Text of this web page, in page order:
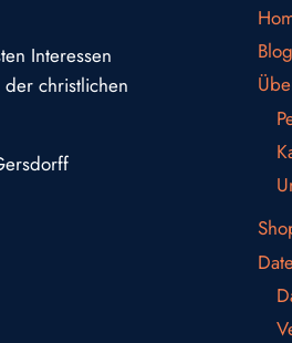
Interessen
christlichen
Blog